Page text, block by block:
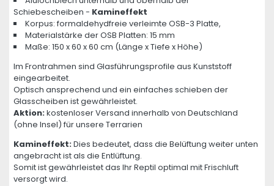
Schiebescheiben - Kamineffekt
Korpus: formaldehydfreie verleimte OSB-3 Platte,
Materialstärke der OSB Platten: 15 mm
Maße: 150 x 60 x 60 cm (Länge x Tiefe x Höhe)
Im Frontrahmen sind Glasführungsprofile aus Kunststoff
eingearbeitet.
Optisch ansprechend und ein einfaches schieben der
Glasscheiben ist gewährleistet.
Aktion:kostenloser Versand innerhalb von Deutschland
(ohne Insel) für unsere Terrarien
Kamineffekt:Dies bedeutet, dass die Belüftung weiter unten
angebracht ist als die Entlüftung.
Somit ist gewährleistet das Ihr Reptil optimal mit Frischluft
versorgt wird.